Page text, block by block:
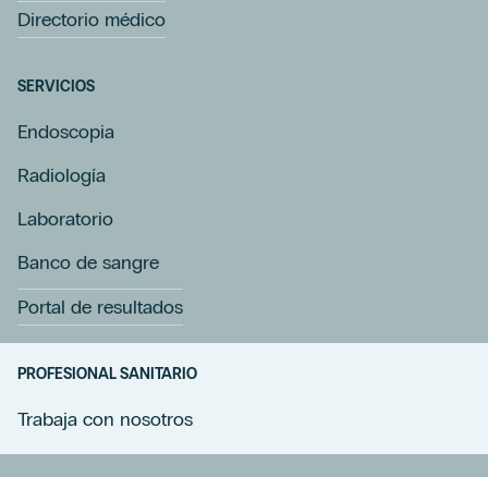
Directorio médico
SERVICIOS
Endoscopia
Radiología
Laboratorio
Banco de sangre
Portal de resultados
PROFESIONAL SANITARIO
Trabaja con nosotros